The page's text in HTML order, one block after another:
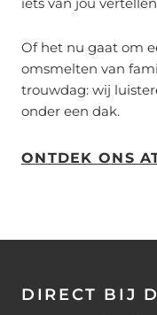
Of het nu gaat om
omsmelten van
trouwdag: wij
onder een dak.
ONTDEK ONS
DIRECT BIJ